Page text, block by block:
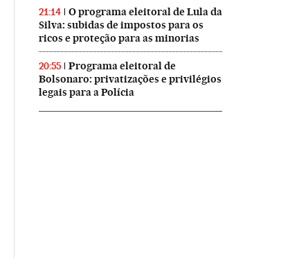
21:14
O programa eleitoral de Lula da
Silva: subidas de impostos para os
ricos e proteção para as minorias
20:55
Programa eleitoral de
Bolsonaro: privatizações e privilégios
legais para a Polícia